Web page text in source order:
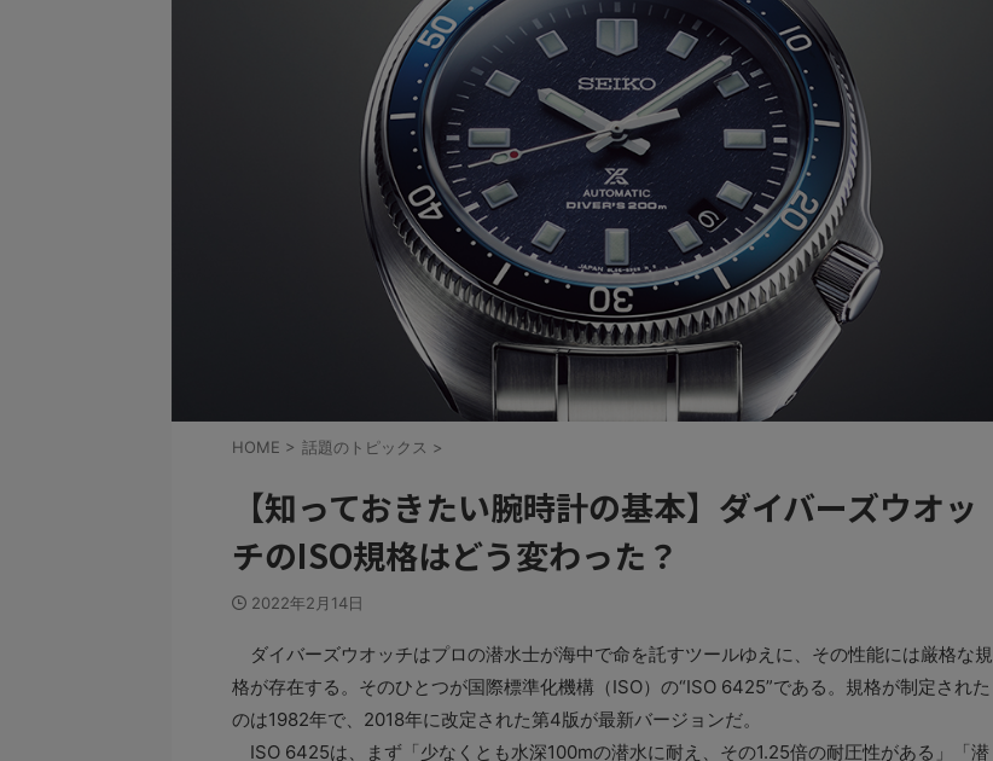
HOME > 話題のトピックス >
【知っておきたい腕時計の基本】ダイバーズウオッ
チのISO規格はどう変わった？
2022年2月14日
ダイバーズウオッチはプロの潜水士が海中で命を託すツールゆえに、その性能には厳格な規
格が存在する。そのひとつが国際標準化機構（ISO）の“ISO 6425”である。規格が制定された
のは1982年で、2018年に改定された第4版が最新バージョンだ。
ISO 6425は、まず「少なくとも水深100mの潜水に耐え、その1.25倍の耐圧性がある」「潜